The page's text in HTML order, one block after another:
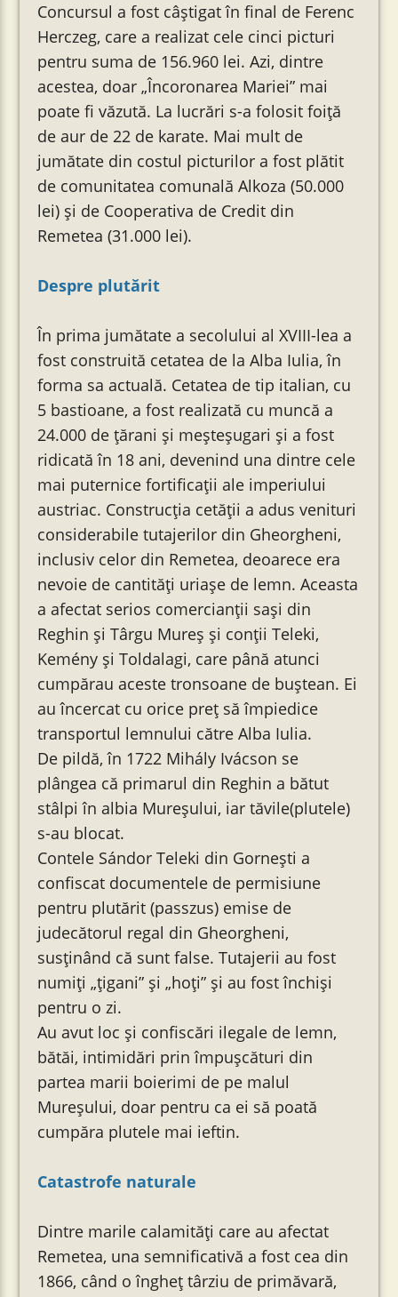
Concursul a fost câștigat în final de Ferenc
Herczeg, care a realizat cele cinci picturi
pentru suma de 156.960 lei. Azi, dintre
acestea, doar „Încoronarea Mariei” mai
poate fi văzută. La lucrări s-a folosit foiță
de aur de 22 de karate. Mai mult de
jumătate din costul picturilor a fost plătit
de comunitatea comunală Alkoza (50.000
lei) și de Cooperativa de Credit din
Remetea (31.000 lei).
Despre plutărit
În prima jumătate a secolului al XVIII-lea a
fost construită cetatea de la Alba Iulia, în
forma sa actuală. Cetatea de tip italian, cu
5 bastioane, a fost realizată cu muncă a
24.000 de țărani și meșteșugari și a fost
ridicată în 18 ani, devenind una dintre cele
mai puternice fortificații ale imperiului
austriac. Construcția cetății a adus venituri
considerabile tutajerilor din Gheorgheni,
inclusiv celor din Remetea, deoarece era
nevoie de cantități uriașe de lemn. Aceasta
a afectat serios comercianții sași din
Reghin și Târgu Mureș și conții Teleki,
Kemény și Toldalagi, care până atunci
cumpărau aceste tronsoane de buștean. Ei
au încercat cu orice preț să împiedice
transportul lemnului către Alba Iulia.
De pildă, în 1722 Mihály Ivácson se
plângea că primarul din Reghin a bătut
stâlpi în albia Mureșului, iar tăvile(plutele)
s-au blocat.
Contele Sándor Teleki din Gornești a
confiscat documentele de permisiune
pentru plutărit (passzus) emise de
judecătorul regal din Gheorgheni,
susținând că sunt false. Tutajerii au fost
numiți „țigani” și „hoți” și au fost închiși
pentru o zi.
Au avut loc și confiscări ilegale de lemn,
bătăi, intimidări prin împușcături din
partea marii boierimi de pe malul
Mureșului, doar pentru ca ei să poată
cumpăra plutele mai ieftin.
Catastrofe naturale
Dintre marile calamități care au afectat
Remetea, una semnificativă a fost cea din
1866, când o îngheț târziu de primăvară,